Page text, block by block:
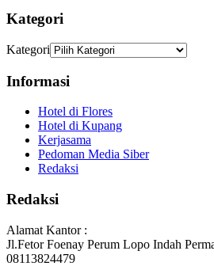
Kategori
Kategori
Informasi
Hotel di Flores
Hotel di Kupang
Kerjasama
Pedoman Media Siber
Redaksi
Redaksi
Alamat Kantor :
Jl.Fetor Foenay Perum Lopo Indah
08113824479